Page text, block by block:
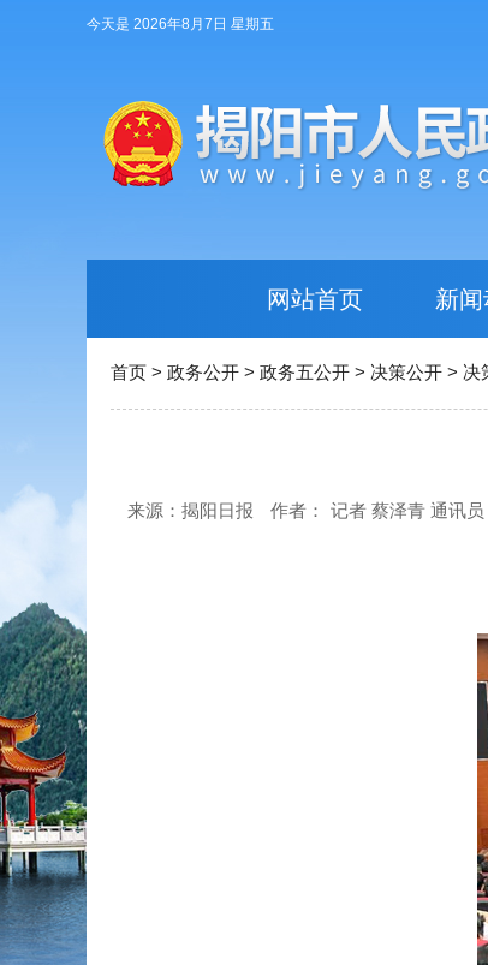
今天是 2026年8月7日 星期五
网站首页 新
首页 > 政务公开 > 政务五公开 > 决策公开 > 决
来源：揭阳日报 作者： 记者 蔡泽青 通讯